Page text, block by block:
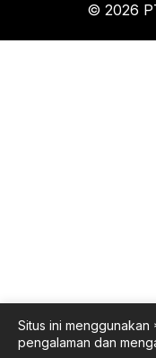
© 2026
Situs ini
pengalaman dan